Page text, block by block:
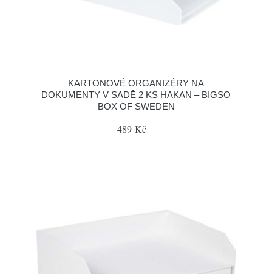
KARTONOVÉ ORGANIZÉRY NA
DOKUMENTY V SADĚ 2 KS HAKAN – BIGSO
BOX OF SWEDEN
489 Kč